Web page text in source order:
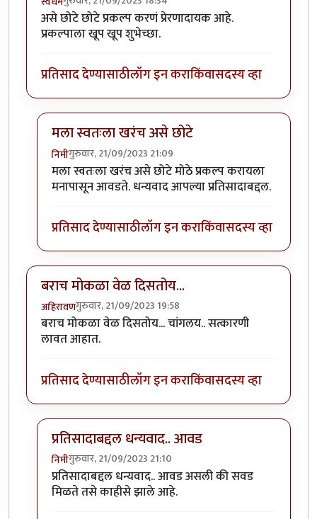
असे छोटे छोटे प्रकल्प करणं प्रेरणादायक आहे.
प्रकल्पाला खूप खूप शुभेच्छा.
प्रतिसाद देण्यासाठीलॉग इन कराकिंवासदस्य व्हा
मला स्वतःला खरंच असे छोटे
निमीगुरुवार, 21/09/2023 21:09
In reply toवा क्या बात हॅbyस्वधर्म
मला स्वतःला खरंच असे छोटे मोठे प्रकल्प करायला
मनापासून आवडते. धन्यवाद आपल्या प्रतिसादाबद्दल.
प्रतिसाद देण्यासाठीलॉग इन कराकिंवासदस्य व्हा
बराच मोकळा वेळ दिसतोय...
अहिरावणगुरुवार, 21/09/2023 19:58
बराच मोकळा वेळ दिसतोय... चांगलय.. सत्कारणी
लावत आहात.
प्रतिसाद देण्यासाठीलॉग इन कराकिंवासदस्य व्हा
प्रतिसादाबद्दल धन्यवाद.. आवड
निमीगुरुवार, 21/09/2023 21:10
In reply toबराच मोकळा वेळ दिसतोय...byअहिरावण
प्रतिसादाबद्दल धन्यवाद.. आवड असली की सवड
मिळते तसे काहीसे झाले आहे.